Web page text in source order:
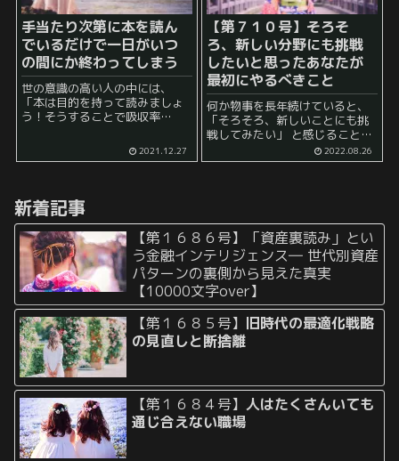
手当たり次第に本を読ん
でいるだけで一日がいつ
の間にか終わってしまう
世の意識の高い人の中には、
「本は目的を持って読みましょ
う！そうすることで吸収率
いうことをおっしゃる方が居ま
す。 これは勿論否定しません
2021.12.27
【第７１０号】そろそ
ろ、新しい分野にも挑戦
したいと思ったあなたが
最初にやるべきこと
何か物事を長年続けていると、
「そろそろ、新しいことにも挑
戦してみたい」 と感じることが
までやっていることに飽きた」
2022.08.26
新着記事
【第１６８６号】「資産裏読み」とい
う金融インテリジェンス― 世代別資産
パターンの裏側から見えた真実
【10000文字over】
【第１６８５号】 旧時代の最適化戦略
の見直しと断捨離
【第１６８４号】人はたくさんいても
通じ合えない職場